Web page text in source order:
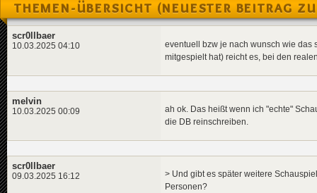
THEMEN-ÜBERSICHT (NEUESTER BEITRAG
scr0llbaer
10.03.2025 04:10
eventuell bzw je nach wunsch wie das
mitgespielt hat) reicht es, bei den
melvin
10.03.2025 00:09
ah ok. Das heißt wenn ich "echte"
die DB reinschreiben.
scr0llbaer
09.03.2025 16:12
> Und gibt es später weitere
Personen?